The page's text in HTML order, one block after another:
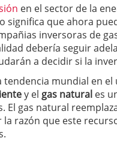
en el sector de la
significa que ahora
inversoras de
debería seguir
a decidir si la
mundial en el
y el gas natural es
El gas natural
razón que este